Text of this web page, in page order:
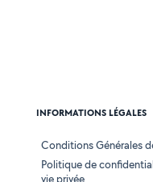
INFORMATIONS LÉGALES
Conditions Générales
Politique de
vie privée